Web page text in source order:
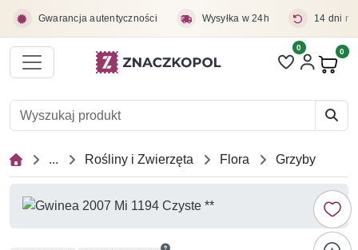
Gwarancja autentyczności Wysyłka w 24h 14 dni
Liczba pozycji
0 0
... Rośliny i Zwierzęta Flora Grzyby